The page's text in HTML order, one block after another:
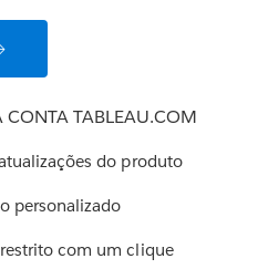
TABLEAU.COM
do produto
personalizado
com um clique